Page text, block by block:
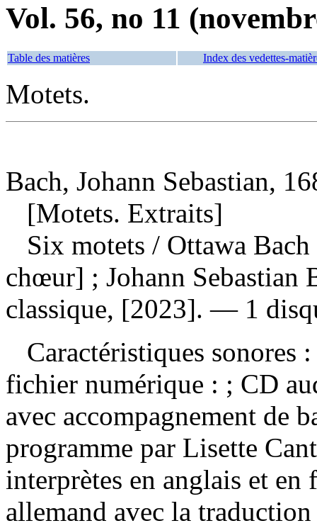
Vol. 56, no 11
Table des matières Index des vedettes-
Motets.
Bach, Johann Sebastian,
[Motets. Extraits]
Six motets / Ottawa
chœur] ; Johann
classique, [2023]. — 1
Caractéristiques sonores
fichier numérique : ; CD
avec accompagnement de
programme par Lisette
interprètes en anglais et en
allemand avec la